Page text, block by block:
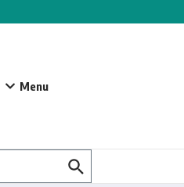
Menu